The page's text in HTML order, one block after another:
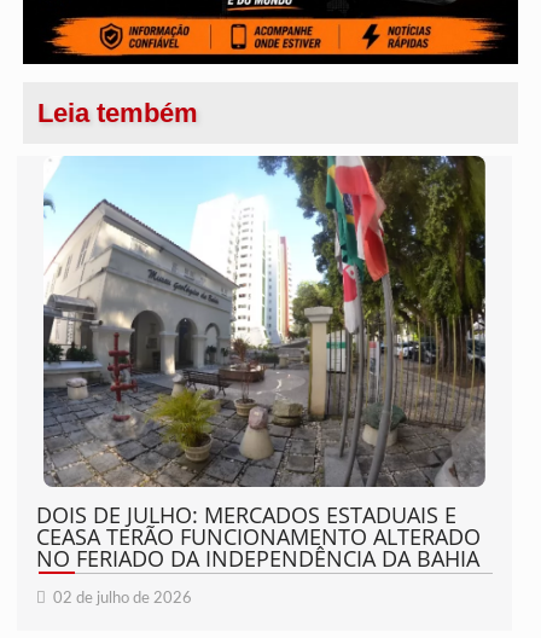
Leia tembém
DOIS DE JULHO: MERCADOS ESTADUAIS E
CEASA TERÃO FUNCIONAMENTO ALTERADO
NO FERIADO DA INDEPENDÊNCIA DA BAHIA
02 de julho de 2026